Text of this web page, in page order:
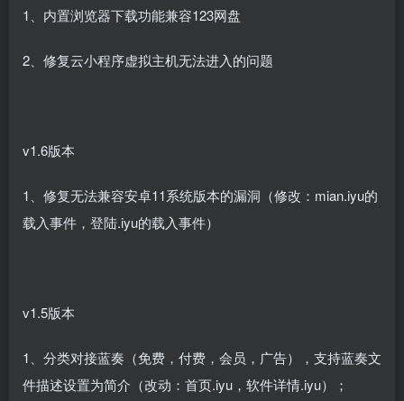
1、内置浏览器下载功能兼容123网盘
2、修复云小程序虚拟主机无法进入的问题
v1.6版本
1、修复无法兼容安卓11系统版本的漏洞（修改：mian.iyu的
载入事件，登陆.iyu的载入事件）
v1.5版本
1、分类对接蓝奏（免费，付费，会员，广告），支持蓝奏文
件描述设置为简介（改动：首页.iyu，软件详情.iyu）；